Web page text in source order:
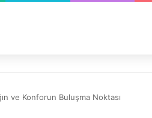
ve Konforun Buluşma Noktası